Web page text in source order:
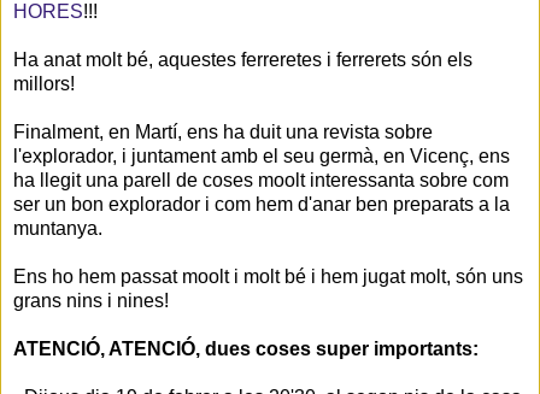
HORES!!!
Ha anat molt bé, aquestes ferreretes i ferrerets són els
millors!
Finalment, en Martí, ens ha duit una revista sobre
l'explorador, i juntament amb el seu germà, en Vicenç, ens
ha llegit una parell de coses moolt interessanta sobre com
ser un bon explorador i com hem d'anar ben preparats a la
muntanya.
Ens ho hem passat moolt i molt bé i hem jugat molt, són uns
grans nins i nines!
ATENCIÓ, ATENCIÓ, dues coses super importants: